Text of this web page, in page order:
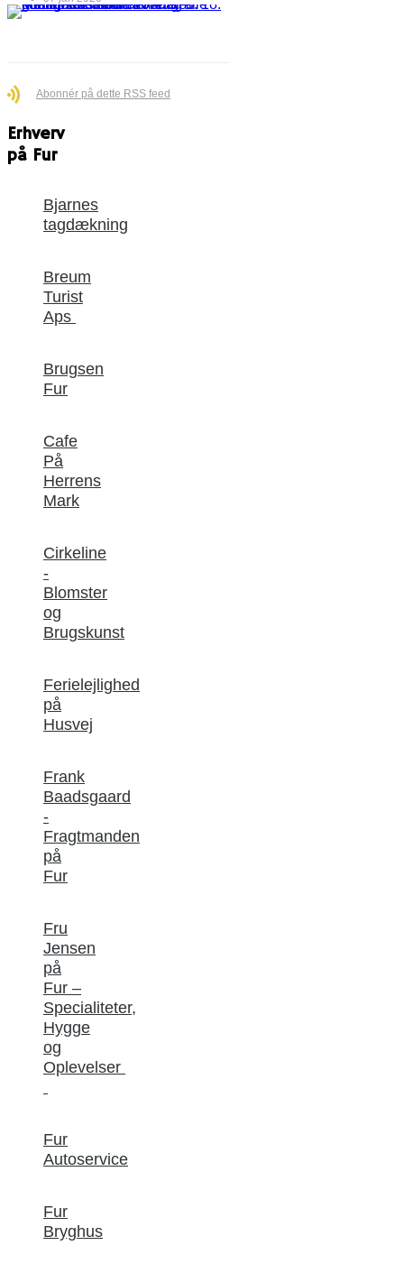
Abonnér på dette RSS feed
Erhverv
på Fur
Bjarnes
tagdækning
Breum
Turist
Aps
Brugsen
Fur
Cafe
På
Herrens
Mark
Cirkeline
-
Blomster
og
Brugskunst
Ferielejlighed
på
Husvej
Frank
Baadsgaard
-
Fragtmanden
på
Fur
Fru
Jensen
på
Fur –
Specialiteter,
Hygge
og
Oplevelser
Fur
Autoservice
Fur
Bryghus